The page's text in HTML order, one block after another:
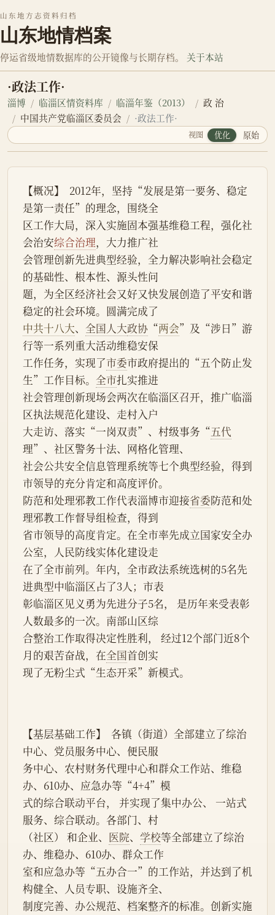
山东地方志资料归档
山东地情档案
停运省级地情数据库的公开镜像与长期存档。 关于本站
·政法工作·
淄博 临淄区情资料库 临淄年鉴（2013）
政 治
中国共产党临淄区委员会
·政法工作·
视图 优化 原始
【概况】  2012年，坚持“发展是第一要务、稳定
是第一责任”的理念，围绕全
区工作大局，深入实施固本强基维稳工程，强化社
会治安综合治理，大力推广社
会管理创新先进典型经验，全力解决影响社会稳定
的基础性、根本性、源头性问
题，为全区经济社会又好又快发展创造了平安和谐
稳定的社会环境。圆满完成了
中共十八大、 全国人大政协 “两会”及“涉日”游
行等一系列重大活动维稳安保
工作任务，实现了市委市政府提出的“五个防止发
生”工作目标。 全市扎实推进
社会管理创新现场会两次在临淄区召开，推广临淄
区执法规范化建设、走村入户
大走访、落实“一岗双责”、村级事务“五代
理”、社区警务十法、网格化管理、
社会公共安全信息管理系统等七个典型经验，得到
市领导的充分肯定和高度评价。
防范和处理邪教工作代表淄博市迎接省委防范和处
理邪教工作督导组检查，得到
省市领导的高度肯定。在全市率先成立国家安全办
公室，人民防线实体化建设走
在了全市前列。年内，全市政法系统选树的5名先
进典型中临淄区占了3人；市表
彰临淄区见义勇为先进分子5名， 是历年来受表彰
人数最多的一次。南部山区综
合整治工作取得决定性胜利， 经过12个部门近8个
月的艰苦奋战，在全国首创实
现了无粉尘式“生态开采”新模式。
【基层基础工作】  各镇（街道）全部建立了综治
中心、党员服务中心、便民服
务中心、农村财务代理中心和群众工作站、维稳
办、610办、应急办等“4+4”模
式的综合联动平台， 并实现了集中办公、 一站式
服务、综合联动。各部门、村
（社区） 和企业、 医院、 学校等全部建立了综治
办、维稳办、610办、群众工作
室和应急办等“五办合一”的工作站，并达到了机
构健全、人员专职、设施齐全、
制度完善、办公规范、档案整齐的标准。创新实施